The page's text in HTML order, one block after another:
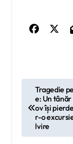
i
Tragedie
e: Un tânăr
ov își
r-o
lvire